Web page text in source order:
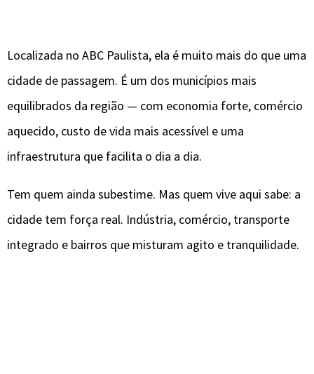
Localizada no ABC Paulista, ela é muito mais do que uma
cidade de passagem. É um dos municípios mais
equilibrados da região — com economia forte, comércio
aquecido, custo de vida mais acessível e uma
infraestrutura que facilita o dia a dia.
Tem quem ainda subestime. Mas quem vive aqui sabe: a
cidade tem força real. Indústria, comércio, transporte
integrado e bairros que misturam agito e tranquilidade.